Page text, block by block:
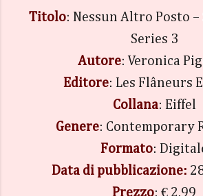
Titolo: Nessun Altro Posto –
Series 3
Autore: Veronica
Editore: Les Flâneurs
Collana: Eiffel
Genere: Contemporary
Formato:
Data di pubblicazione:
Prezzo: € 2,99